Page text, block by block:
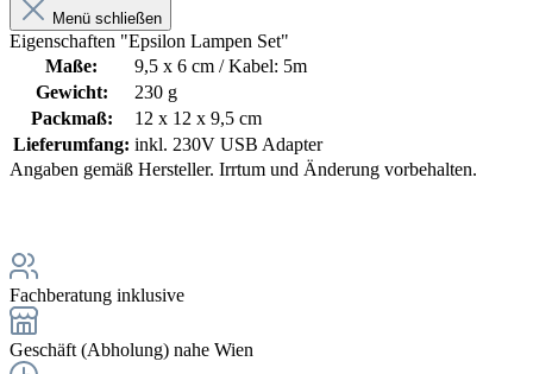
Menü schließen
Eigenschaften "Epsilon Lampen Set"
Maße:
9,5 x 6 cm / Kabel: 5m
Gewicht:
230 g
Packmaß:
12 x 12 x 9,5 cm
Lieferumfang: inkl. 230V USB Adapter
Angaben gemäß Hersteller. Irrtum und Änderung vorbehalten.
Fachberatung inklusive
Geschäft (Abholung) nahe Wien